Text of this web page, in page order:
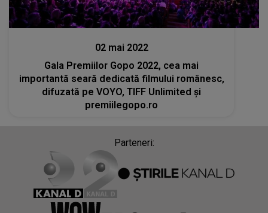
Stiri
02 mai 2022
Gala Premiilor Gopo 2022, cea mai
importantă seară dedicată filmului românesc,
difuzată pe VOYO, TIFF Unlimited şi
premiilegopo.ro
Parteneri: